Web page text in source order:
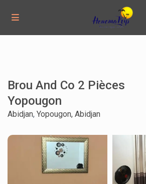
Brou And Co 2 Pièces
Yopougon
Abidjan,Yopougon, Abidjan